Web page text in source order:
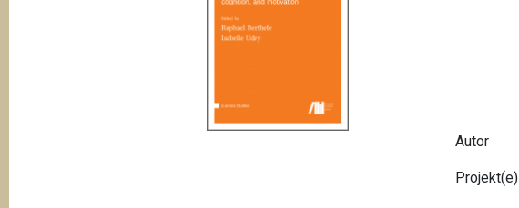
Autor
Projekt(e)